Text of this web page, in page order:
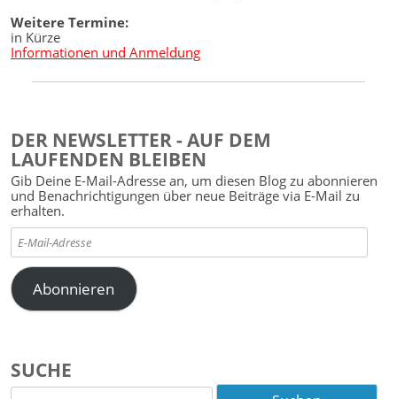
Weitere Termine:
in Kürze
Informationen und Anmeldung
DER NEWSLETTER - AUF DEM
LAUFENDEN BLEIBEN
Gib Deine E-Mail-Adresse an, um diesen Blog zu abonnieren
und Benachrichtigungen über neue Beiträge via E-Mail zu
erhalten.
E-
Mail-
Adresse
Abonnieren
SUCHE